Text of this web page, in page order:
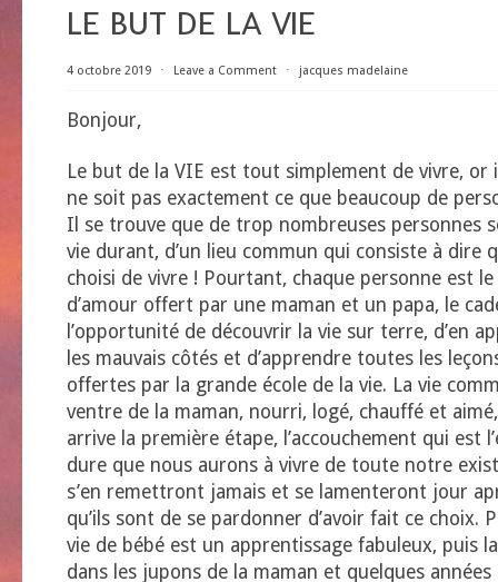
LE BUT DE LA VIE
4 octobre 2019 ⋅ Leave a Comment ⋅ jacques madelaine
Bonjour,
Le but de la VIE est tout simplement de vivre, or
ne soit pas exactement ce que beaucoup de
Il se trouve que de trop nombreuses personnes
vie durant, d’un lieu commun qui consiste à dire
choisi de vivre ! Pourtant, chaque personne est
d’amour offert par une maman et un papa, le
l’opportunité de découvrir la vie sur terre, d’en
les mauvais côtés et d’apprendre toutes les
offertes par la grande école de la vie. La vie
ventre de la maman, nourri, logé, chauffé et
arrive la première étape, l’accouchement qui est
dure que nous aurons à vivre de toute notre
s’en remettront jamais et se lamenteront jour
qu’ils sont de se pardonner d’avoir fait ce choix.
vie de bébé est un apprentissage fabuleux, puis
dans les jupons de la maman et quelques